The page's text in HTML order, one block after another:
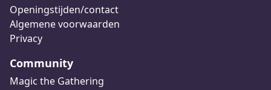
Openingstijden/contact
Algemene voorwaarden
Privacy
Community
Magic the Gathering